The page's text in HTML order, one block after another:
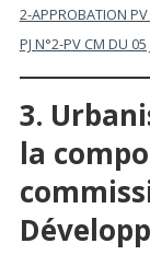
2-APPROBATION
PJ N°2-PV CM DU
3.
la